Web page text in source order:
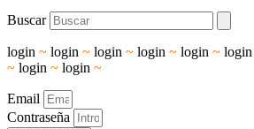
Buscar
login ~ login ~ login ~ login ~ login ~ login
~ login ~ login ~
Email
Contraseña